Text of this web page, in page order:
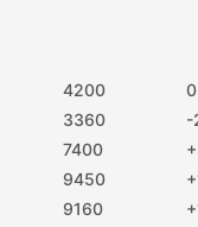
4200
0
3360
-
7400
9450
9160